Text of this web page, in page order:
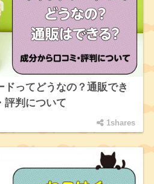
ドってどうなの？通販でき
評判について
1shares